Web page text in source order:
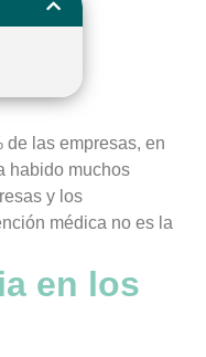
de las empresas, en
habido muchos
y los
médica no es la
en los